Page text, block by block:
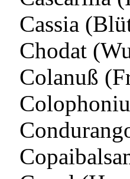
Cassia
Chodat
Colanuß